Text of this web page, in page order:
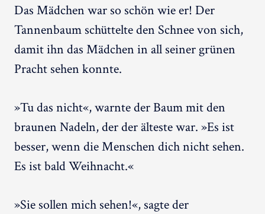
Das Mädchen war so schön wie er! Der
Tannenbaum schüttelte den Schnee von sich,
damit ihn das Mädchen in all seiner grünen
Pracht sehen konnte.
»Tu das nicht«, warnte der Baum mit den
braunen Nadeln, der der älteste war. »Es ist
besser, wenn die Menschen dich nicht sehen.
Es ist bald Weihnacht.«
»Sie sollen mich sehen!«, sagte der